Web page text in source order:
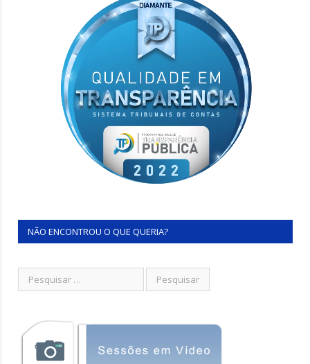
NÃO ENCONTROU O QUE QUERIA?